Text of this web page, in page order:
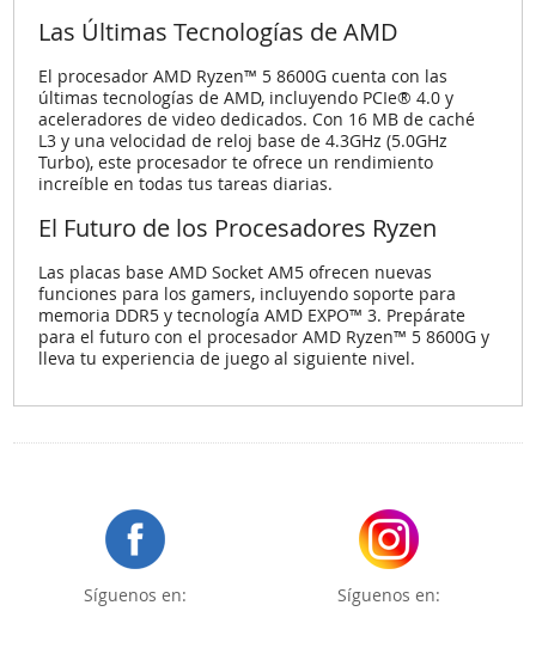
Las Últimas Tecnologías de AMD
El procesador AMD Ryzen™ 5 8600G cuenta con las
últimas tecnologías de AMD, incluyendo PCIe® 4.0 y
aceleradores de video dedicados. Con 16 MB de caché
L3 y una velocidad de reloj base de 4.3GHz (5.0GHz
Turbo), este procesador te ofrece un rendimiento
increíble en todas tus tareas diarias.
El Futuro de los Procesadores Ryzen
Las placas base AMD Socket AM5 ofrecen nuevas
funciones para los gamers, incluyendo soporte para
memoria DDR5 y tecnología AMD EXPO™ 3. Prepárate
para el futuro con el procesador AMD Ryzen™ 5 8600G y
lleva tu experiencia de juego al siguiente nivel.
Síguenos en: Síguenos en: